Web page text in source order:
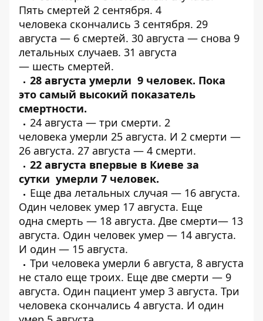
Пять смертей 2 сентября. 4
человека скончались 3 сентября. 29
августа — 6 смертей. 30 августа — снова 9
летальных случаев. 31 августа
— шесть смертей.
28 августа умерли 9 человек. Пока
это самый высокий показатель
смертности.
24 августа — три смерти. 2
человека умерли 25 августа. И 2 смерти —
26 августа. 27 августа — 4 смерти.
22 августа впервые в Киеве за
сутки умерли 7 человек.
Еще два летальных случая — 16 августа.
Один человек умер 17 августа. Еще
одна смерть — 18 августа. Две смерти— 13
августа. Один человек умер — 14 августа.
И один — 15 августа.
Три человека умерли 6 августа, 8 августа
не стало еще троих. Еще две смерти — 9
августа. Один пациент умер 3 августа. Три
человека скончались 4 августа. И один